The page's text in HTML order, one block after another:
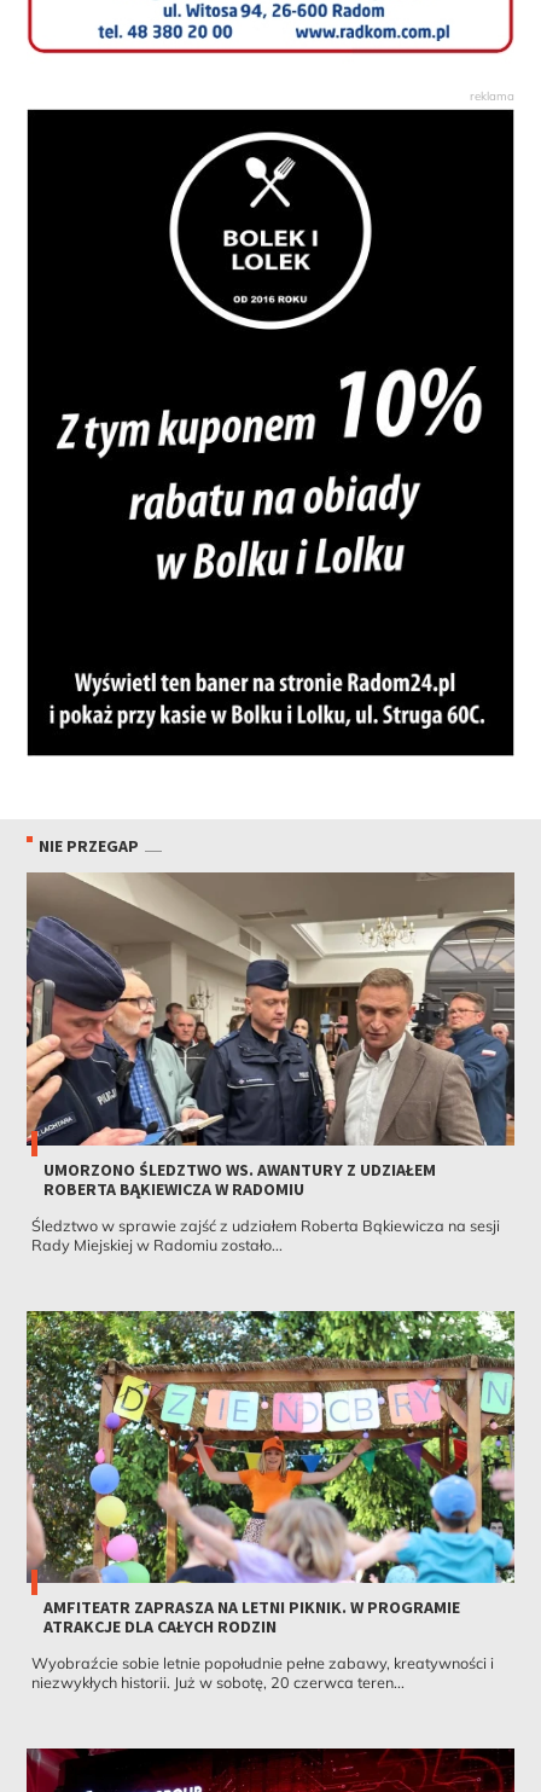
NIE PRZEGAP
UMORZONO ŚLEDZTWO WS. AWANTURY Z UDZIAŁEM
ROBERTA BĄKIEWICZA W RADOMIU
Śledztwo w sprawie zajść z udziałem Roberta Bąkiewicza na sesji
Rady Miejskiej w Radomiu zostało...
AMFITEATR ZAPRASZA NA LETNI PIKNIK. W PROGRAMIE
ATRAKCJE DLA CAŁYCH RODZIN
Wyobraźcie sobie letnie popołudnie pełne zabawy, kreatywności i
niezwykłych historii. Już w sobotę, 20 czerwca teren...